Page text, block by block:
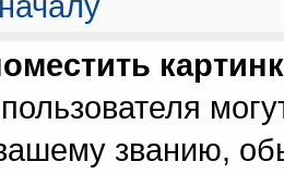
званию,